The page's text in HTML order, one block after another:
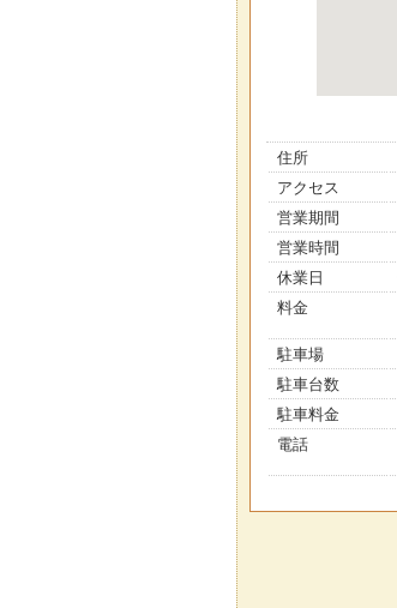
住所
アクセス
営業期間
営業時間
休業日
料金
駐車場
駐車台数
駐車料金
電話